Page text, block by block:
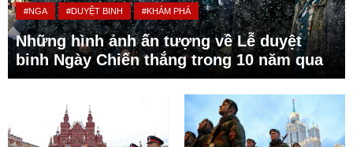
#NGA #DUYỆT BINH #KHÁM PHÁ
Những hình ảnh ấn tượng về Lễ duyệt
binh Ngày Chiến thắng trong 10 năm qua